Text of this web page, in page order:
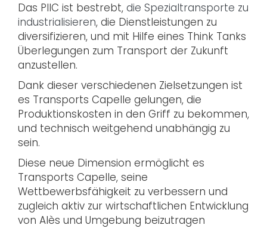
Das PIIC ist bestrebt, die Spezialtransporte zu
industrialisieren, die Dienstleistungen zu
diversifizieren, und mit Hilfe eines Think Tanks
Überlegungen zum Transport der Zukunft
anzustellen.
Dank dieser verschiedenen Zielsetzungen ist
es Transports Capelle gelungen, die
Produktionskosten in den Griff zu bekommen,
und technisch weitgehend unabhängig zu
sein.
Diese neue Dimension ermöglicht es
Transports Capelle, seine
Wettbewerbsfähigkeit zu verbessern und
zugleich aktiv zur wirtschaftlichen Entwicklung
von Alès und Umgebung beizutragen